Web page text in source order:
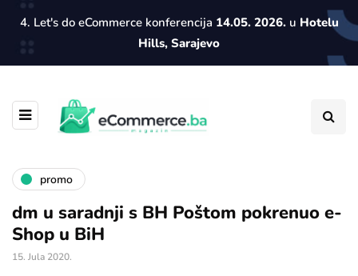
4. Let's do eCommerce konferencija 14.05. 2026.u Hotelu
Hills, Sarajevo
promo
dm u saradnji s BH Poštom pokrenuo e-
Shop u BiH
15. Jula 2020.